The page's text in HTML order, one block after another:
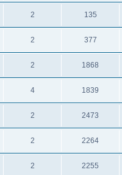
2 135
2 377
2 1868
4 1839
2 2473
2 2264
2 2255